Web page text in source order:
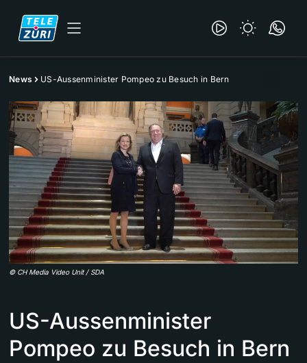
News US-Aussenminister Pompeo zu Besuch in Bern
© CH Media Video Unit / SDA
US-Aussenminister
Pompeo zu Besuch in Bern